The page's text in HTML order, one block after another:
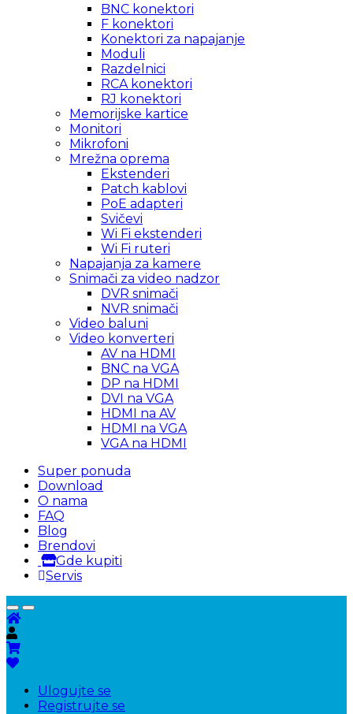
BNC konektori
F konektori
Konektori za napajanje
Moduli
Razdelnici
RCA konektori
RJ konektori
Memorijske kartice
Monitori
Mikrofoni
Mrežna oprema
Ekstenderi
Patch kablovi
PoE adapteri
Svičevi
Wi Fi ekstenderi
Wi Fi ruteri
Napajanja za kamere
Snimači za video nadzor
DVR snimači
NVR snimači
Video baluni
Video konverteri
AV na HDMI
BNC na VGA
DP na HDMI
DVI na VGA
HDMI na AV
HDMI na VGA
VGA na HDMI
Super ponuda
Download
O nama
FAQ
Blog
Brendovi
Gde kupiti
Servis
Ulogujte se
Registrujte se